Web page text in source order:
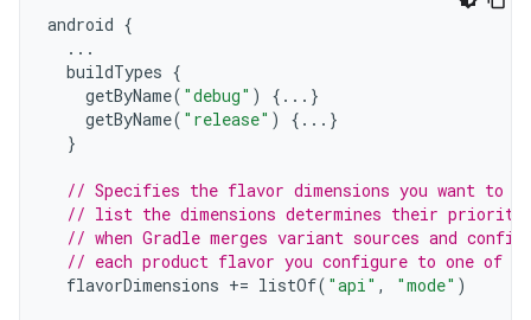
android {
...
buildTypes {
getByName( "debug" )
{...}
getByName( "release" )
{...}
}
// Specifies the flavor dimensions you want to
// list the dimensions determines their
// when Gradle merges variant sources and
// each product flavor you configure to one of
flavorDimensions += listOf( "api" , "mode" )